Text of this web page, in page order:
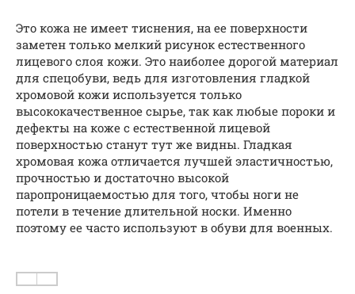
Это кожа не имеет тиснения, на ее поверхности
заметен только мелкий рисунок естественного
лицевого слоя кожи. Это наиболее дорогой материал
для спецобуви, ведь для изготовления гладкой
хромовой кожи используется только
высококачественное сырье, так как любые пороки и
дефекты на коже с естественной лицевой
поверхностью станут тут же видны. Гладкая
хромовая кожа отличается лучшей эластичностью,
прочностью и достаточно высокой
паропроницаемостью для того, чтобы ноги не
потели в течение длительной носки. Именно
поэтому ее часто используют в обуви для военных.